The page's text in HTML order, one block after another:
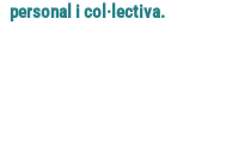
personal i col·lectiva.